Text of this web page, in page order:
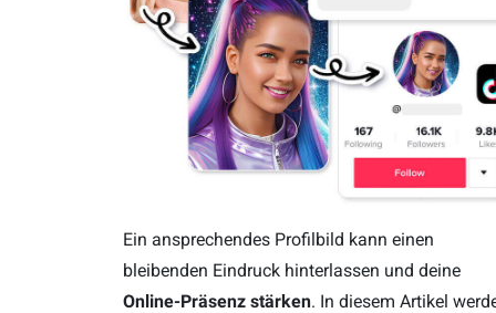
Ein ansprechendes Profilbild kann einen
bleibenden Eindruck hinterlassen und deine
Online-Präsenz stärken. In diesem Artikel